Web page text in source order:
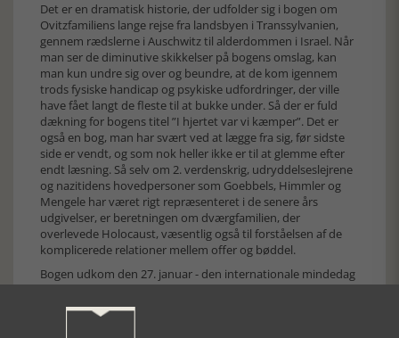
Det er en dramatisk historie, der udfolder sig i bogen om
Ovitzfamiliens lange rejse fra landsbyen i Transsylvanien,
gennem rædslerne i Auschwitz til alderdommen i Israel. Når
man ser de diminutive skikkelser på bogens omslag, kan
man kun undre sig over og beundre, at de kom igennem
trods fysiske handicap og psykiske udfordringer, der ville
have fået langt de fleste til at bukke under. Så der er fuld
dækning for bogens titel ”I hjertet var vi kæmper”. Det er
også en bog, man har svært ved at lægge fra sig, før sidste
side er vendt, og som nok heller ikke er til at glemme efter
endt læsning. Så selv om 2. verdenskrig, udryddelseslejrene
og nazitidens hovedpersoner som Goebbels, Himmler og
Mengele har været rigt repræsenteret i de senere års
udgivelser, er beretningen om dværgfamilien, der
overlevede Holocaust, væsentlig også til forståelsen af de
komplicerede relationer mellem offer og bøddel.
Bogen udkom den 27. januar - den internationale mindedag
for Holocaust. På denne dato i 1945 blev
koncentrationslejren Auschwitz-Birkenau’s få tusinde
overlevende befriet af sovjetiske tropper.